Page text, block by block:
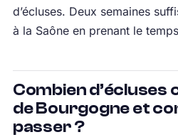
d’écluses. Deux semaines
à la Saône en prenant le
Combien d’écluses
de Bourgogne et
passer ?